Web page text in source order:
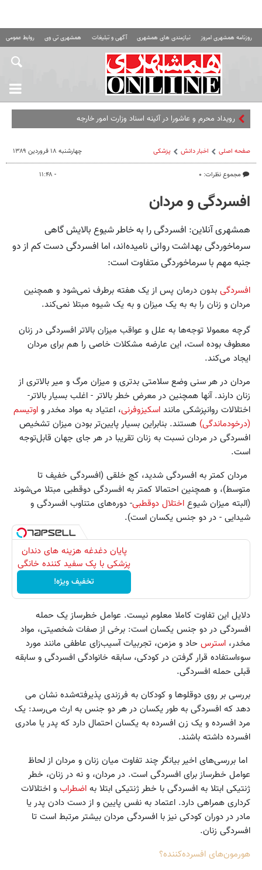
روزنامه همشهری امروز نیازمندی های همشهری آگهی و تبلیغات همشهری تی وی روابط عمومی
رویداد محرم و عاشورا در آئینه اسناد وزارت امور خارجه
صفحه اصلی اخبار دانش پزشکی
مجموع نظرات: ۰
چهارشنبه ۱۸ فروردین ۱۳۸۹
- ۱۱:۴۸
افسردگی و مردان
همشهری آنلاین: افسردگی را به خاطر شیوع بالایش گاهی
سرماخوردگی بهداشت روانی نامیده‌اند، اما افسردگی دست کم از دو
جنبه مهم با سرماخوردگی متفاوت است:
افسردگی بدون درمان پس از یک هفته برطرف نمی‌شود و همچنین
مردان و زنان را به به یک میزان و به یک شیوه مبتلا نمی‌کند.
گرچه معمولا توجه‌ها به علل و عواقب میزان بالاتر افسردگی در زنان
معطوف بوده است، این عارضه مشکلات خاصی را هم برای مردان
ایجاد می‌کند.
‌مردان در هر سنی وضع سلامتی بدتری و میزان مرگ و میر بالاتری از
زنان دارند. آنها همچنین در معرض خطر بالاتر - اغلب بسیار بالاتر-
اختلالات روانپزشکی مانند اسکیزوفرنی، اعتیاد به مواد مخدر و اوتیسم
(درخودماندگی) هستند. بنابراین بسیار پایین‌تر بودن میزان تشخیص
افسردگی در مردان نسبت به زنان تقریبا در هر جای جهان قابل‌توجه
است.
مردان کمتر به افسردگی شدید، کج خلقی (افسردگی خفیف تا
متوسط)، و همچنین احتمالا کمتر به افسردگی دوقطبی مبتلا می‌شوند
(البته میزان شیوع اختلال دوقطبی- دوره‌های متناوب افسردگی و
شیدایی - در دو جنس یکسان است).
پایان دغدغه هزینه های دندان
پزشکی با پک سفید کننده خانگی
تخفیف ویژه!
دلایل این تفاوت کاملا معلوم نیست. عوامل خطرساز یک حمله
افسردگی در دو جنس یکسان است: برخی از صفات شخصیتی، مواد
مخدر، استرس حاد و مزمن، تجربیات آسیب‌زای عاطفی مانند مورد
سوءاستفاده قرار گرفتن در کودکی، سابقه خانوادگی افسردگی و سابقه
قبلی حمله افسردگی.
بررسی بر روی دوقلوها و کودکان به فرزندی پذیرفته‌شده نشان می
دهد که افسردگی به طور یکسان در هر دو جنس به ارث می‌رسد: یک
مرد افسرده و یک زن افسرده به یکسان احتمال دارد که پدر یا مادری
افسرده داشته باشند.
اما بررسی‌های اخیر بیانگر چند تفاوت میان زنان و مردان از لحاظ
عوامل خطرساز برای افسردگی است. در مردان، و نه در زنان، خطر
ژنتیکی ابتلا به افسردگی با خطر ژنتیکی ابتلا به اضطراب و اختلالات
کرداری همراهی دارد. اعتماد به نفس پایین و از دست دادن پدر یا
مادر در دوران کودکی نیز با افسردگی مردان بیشتر مرتبط است تا
افسردگی زنان.
هورمون‌های افسرده‌کننده؟